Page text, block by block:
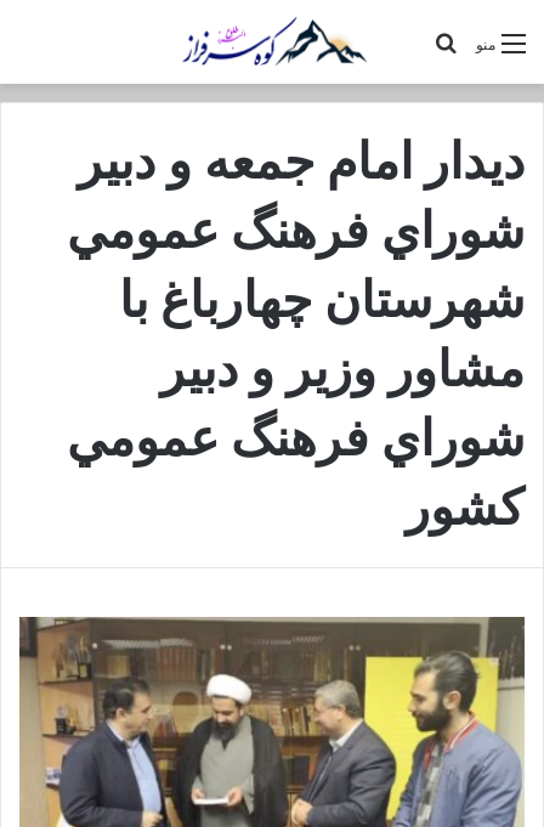
منو
ديدار امام جمعه و دبير
شوراي فرهنگ عمومي
شهرستان چهارباغ با
مشاور وزير و دبير
شوراي فرهنگ عمومي
كشور